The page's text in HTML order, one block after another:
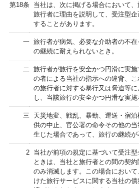
第18条
当社は、次に掲げる場合において、
旅行者に理由を説明して、受注型
することがあります。
一 旅行者が病気、必要な介助者の不
の継続に耐えられないとき。
二 旅行者が旅行を安全かつ円滑に実
の者による当社の指示への違背、
の旅行者に対する暴行又は脅迫等
し、当該旅行の安全かつ円滑な実施
三
天災地変、戦乱、暴動、運送・宿
供の中止、官公署の命令その他の
生じた場合であって、旅行の継続が
2
当社が前項の規定に基づいて受注
ときは、当社と旅行者との間の契
のみ消滅します。この場合におい
けた旅行サービスに関する当社の